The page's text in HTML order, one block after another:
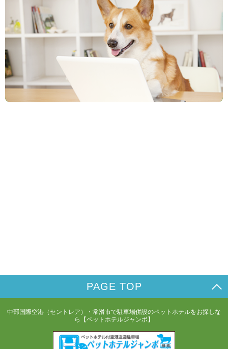
PAGE TOP
中部国際空港（セントレア）・常滑市で駐車場併設のペットホテルをお探しな
ら【ペットホテルジャンボ】